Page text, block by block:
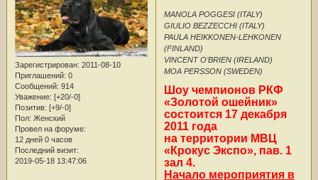
Зарегистрирован: 2011-08-10
Приглашений: 0
Сообщений: 914
Уважение: [+20/-0]
Позитив: [+9/-0]
Пол: Женский
Провел на форуме:
12 дней 0 часов
Последний визит:
2019-05-18 13:47:06
MANOLA POGGESI (ITALY)
GIULIO BEZZECCHI (ITALY)
PAULA HEIKKONEN-LEHKONEN
(FINLAND)
VINCENT O’BRIEN (IRELAND)
MOA PERSSON (SWEDEN)
Шоу чемпионов РКФ
«Золотой ошейник»
состоится 17 декабря
2011 года
на территории МВЦ
«Крокус Экспо», пав. 1
зал 4.
Начало мероприятия в